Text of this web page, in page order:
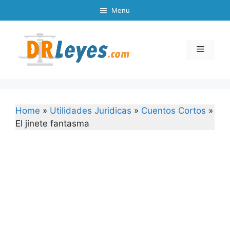
to
Menu
Menu
Home » Utilidades Juridicas » Cuentos Cortos »
El jinete fantasma